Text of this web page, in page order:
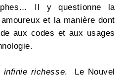
Il y questionne la
et la manière dont
aux codes et aux usages
infinie richesse. Le Nouvel